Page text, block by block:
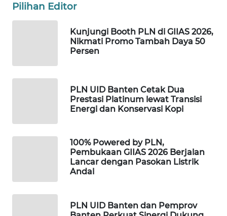
Pilihan Editor
Kunjungi Booth PLN di GIIAS 2026,
Nikmati Promo Tambah Daya 50
Persen
PLN UID Banten Cetak Dua
Prestasi Platinum lewat Transisi
Energi dan Konservasi Kopi
100% Powered by PLN,
Pembukaan GIIAS 2026 Berjalan
Lancar dengan Pasokan Listrik
Andal
PLN UID Banten dan Pemprov
WAHANA
TRAVEL
WAHANANEWS